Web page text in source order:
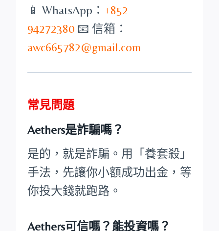
📱 WhatsApp： +852
94272380 📧 信箱：
awc665782@gmail.com
常見問題
Aethers是詐騙嗎？
是的，就是詐騙。用「養套殺」
手法，先讓你小額成功出金，等
你投大錢就跑路。
Aethers可信嗎？能投資嗎？